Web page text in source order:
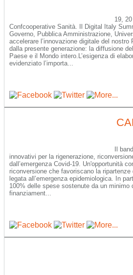
19,
Confcooperative Sanità. Il Digital Italy
Governo, Pubblica Amministrazione,
accelerare l’innovazione digitale del
dalla presente generazione: la diffusione
Paese e il Mondo intero.L’esigenza di
evidenziato l’importa...
Il
innovativi per la rigenerazione,
dall’emergenza Covid-19. Un'opportunità
riconversione che favoriscano la
legata all’emergenza epidemiologica. In
100% delle spese sostenute da un
finanziament...